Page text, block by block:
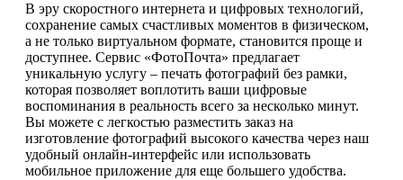
В эру скоростного интернета и цифровых технологий,
сохранение самых счастливых моментов в физическом,
а не только виртуальном формате, становится проще и
доступнее. Сервис «ФотоПочта» предлагает
уникальную услугу – печать фотографий без рамки,
которая позволяет воплотить ваши цифровые
воспоминания в реальность всего за несколько минут.
Вы можете с легкостью разместить заказ на
изготовление фотографий высокого качества через наш
удобный онлайн-интерфейс или использовать
мобильное приложение для еще большего удобства.